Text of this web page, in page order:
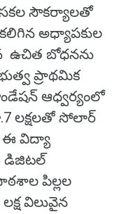
సకల సౌకర్యాలతో
అధ్యాపకుల
ఉచిత బోధనను
ప్రాథమిక
ఆధ్వర్యంలో
లక్షలతో సోలార్
ఈ విద్యా
డిజిటల్
పిల్లల
విలువైన